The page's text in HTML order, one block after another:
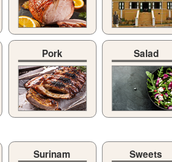
Pork Salad
Surinam Sweets